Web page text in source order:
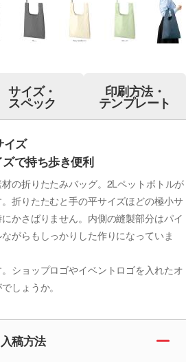
サイズ・
スペック
印刷方法・
テンプレート
イズ
で持ち歩き便利
の折りたたみバッグ。2Lペットボトルが
折りたたむと手の平サイズほどの極小サ
かさばりません。内側の縫製部分はパイ
がらもしっかりした作りになっていま
ショップロゴやイベントロゴを入れたオ
しょうか。
稿方法